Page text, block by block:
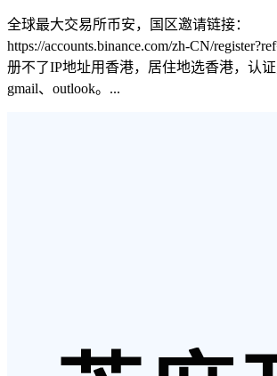
全球最大交易所币安，国区邀请链接：
https://accounts.binance.com/zh-CN/
册不了IP地址用香港，居住地选香港，认
gmail、outlook。...